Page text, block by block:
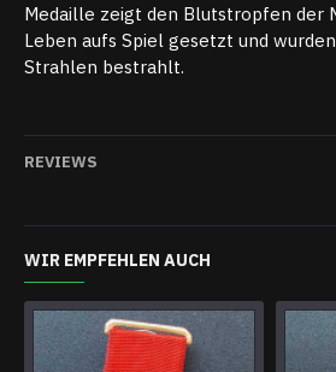
Medaille zeigt den Blutstropfen der
Leben aufs Spiel gesetzt und
Strahlen bestrahlt.
REVIEWS
WIR EMPFEHLEN AUCH